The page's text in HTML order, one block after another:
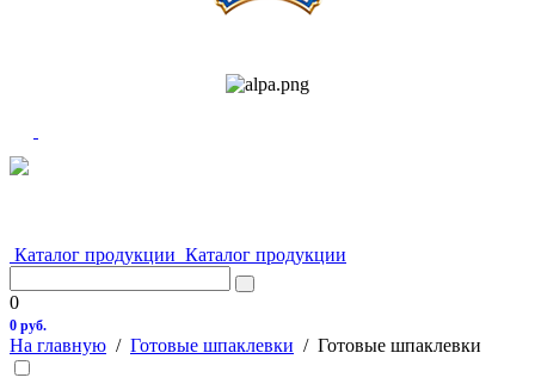
Каталог продукции Каталог продукции
0
0 руб.
На главную / Готовые шпаклевки / Готовые шпаклевки